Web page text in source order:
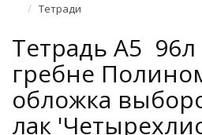
Тетради
Тетрадь A5 96л
гребне
обложка
лак